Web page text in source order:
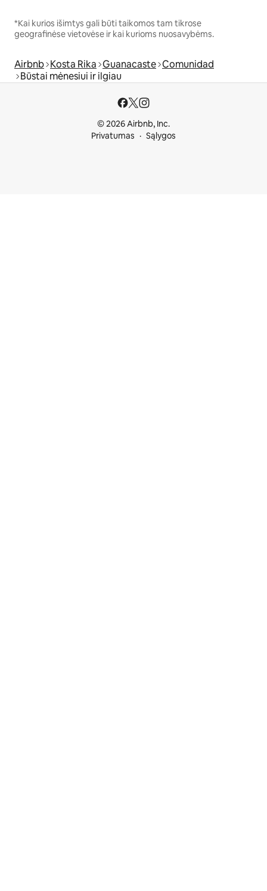
*Kai kurios išimtys gali būti taikomos tam tikrose
geografinėse vietovėse ir kai kurioms nuosavybėms.
Airbnb Kosta Rika Guanacaste Comunidad
Būstai mėnesiui ir ilgiau
© 2026 Airbnb, Inc.
Privatumas
Sąlygos